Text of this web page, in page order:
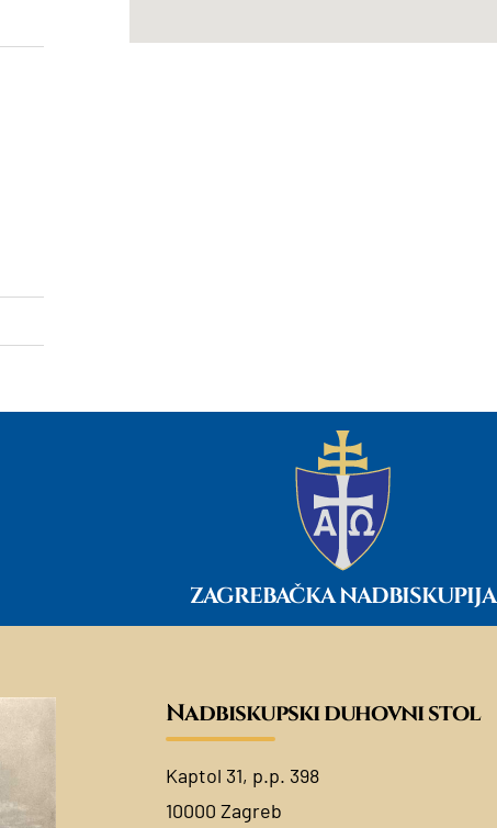
ZAGREBAČKA NADBISKUPIJA
Nadbiskupski duhovni stol
Kaptol 31, p.p. 398
10000 Zagreb